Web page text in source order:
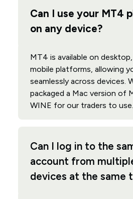
Can I use your MT4
on any device?
MT4 is available on
mobile platforms, allowing
seamlessly across devices.
packaged a Mac version of
WINE for our traders to use.
Can I log in to the
account from
devices at the same